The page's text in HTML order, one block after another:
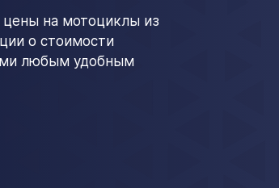
цены на мотоциклы из
о стоимости
любым удобным